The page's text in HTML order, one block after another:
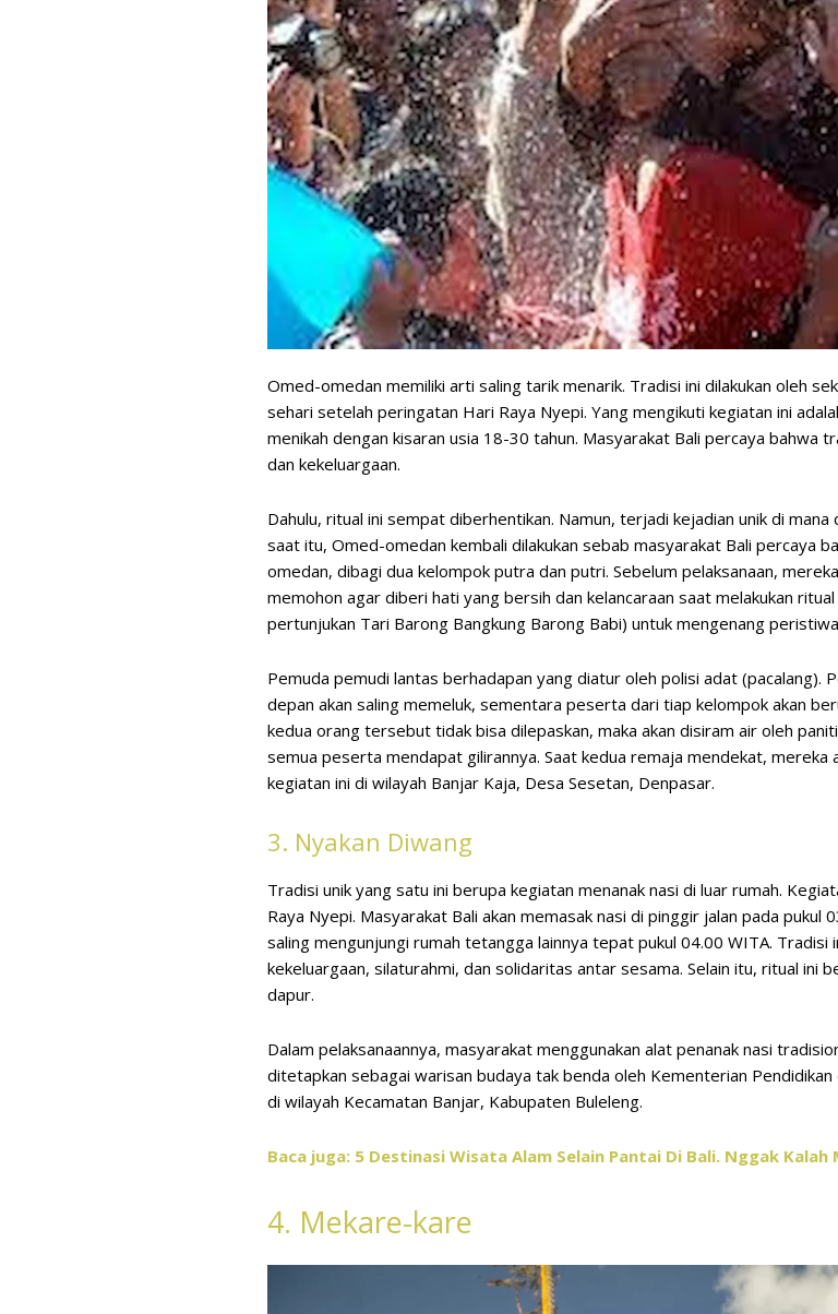
Omed-omedan memiliki arti saling tarik menarik. Tradisi ini dilakukan oleh
sehari setelah peringatan Hari Raya Nyepi. Yang mengikuti kegiatan ini
menikah dengan kisaran usia 18-30 tahun. Masyarakat Bali percaya bahwa
dan kekeluargaan.
Dahulu, ritual ini sempat diberhentikan. Namun, terjadi kejadian unik di
saat itu, Omed-omedan kembali dilakukan sebab masyarakat Bali percaya
omedan, dibagi dua kelompok putra dan putri. Sebelum pelaksanaan,
memohon agar diberi hati yang bersih dan kelancaraan saat melakukan
pertunjukan Tari Barong Bangkung Barong Babi) untuk mengenang
Pemuda pemudi lantas berhadapan yang diatur oleh polisi adat (pacalang).
depan akan saling memeluk, sementara peserta dari tiap kelompok akan
kedua orang tersebut tidak bisa dilepaskan, maka akan disiram air oleh
semua peserta mendapat gilirannya. Saat kedua remaja mendekat, mereka
kegiatan ini di wilayah Banjar Kaja, Desa Sesetan, Denpasar.
3. Nyakan Diwang
Tradisi unik yang satu ini berupa kegiatan menanak nasi di luar rumah.
Raya Nyepi. Masyarakat Bali akan memasak nasi di pinggir jalan pada pukul
saling mengunjungi rumah tetangga lainnya tepat pukul 04.00 WITA.
kekeluargaan, silaturahmi, dan solidaritas antar sesama. Selain itu, ritual ini
dapur.
Dalam pelaksanaannya, masyarakat menggunakan alat penanak nasi
ditetapkan sebagai warisan budaya tak benda oleh Kementerian
di wilayah Kecamatan Banjar, Kabupaten Buleleng.
Baca juga: 5 Destinasi Wisata Alam Selain Pantai Di Bali. Nggak Kalah
4. Mekare-kare